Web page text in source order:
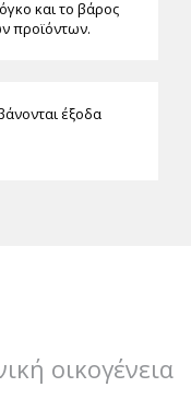
και το βάρος
προϊόντων.
έξοδα
οικογένεια